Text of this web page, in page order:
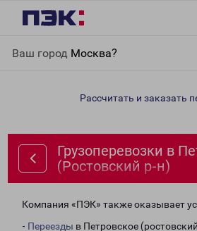
Ваш город Москва?
(Ростовский р-н)
Рассчитать и заказать
Грузоперевозки в
(Ростовский р-н)
Компания «ПЭК» также оказывает
- Переезды в Петровское